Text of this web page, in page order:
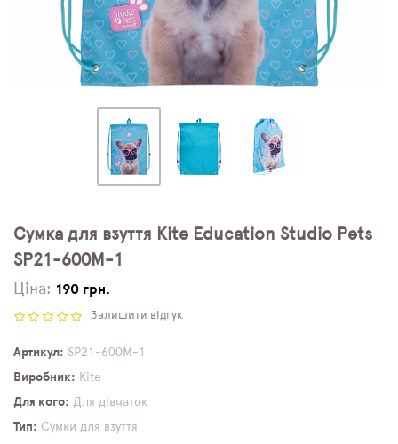
Сумка для взуття Kite Education Studio Pets
SP21-600M-1
Ціна: 190 грн.
Залишити відгук
Артикул
SP21-600M-1
Виробник
Kite
Для кого
Для дівчаток
Тип
Сумки для взуття